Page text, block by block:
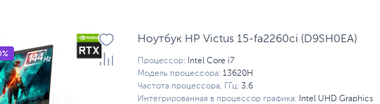
Ноутбук HP Victus 15-fa2260ci (D9SH0EA)
Процессор:
Intel Core i7
Модель процессора: 13620H
Частота процессора, ГГц: 3.6
Интегрированная в процессор графика:
Intel UHD Graphics